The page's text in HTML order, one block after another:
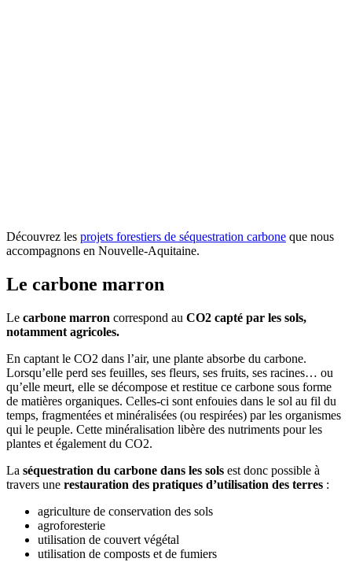
Découvrez les projets forestiers de séquestration carbone que nous
accompagnons en Nouvelle-Aquitaine.
Le carbone marron
Le carbone marron correspond au CO2 capté par les sols,
notamment agricoles.
En captant le CO2 dans l’air, une plante absorbe du carbone.
Lorsqu’elle perd ses feuilles, ses fleurs, ses fruits, ses racines… ou
qu’elle meurt, elle se décompose et restitue ce carbone sous forme
de matières organiques. Celles-ci sont enfouies dans le sol au fil du
temps, fragmentées et minéralisées (ou respirées) par les organismes
qui le peuple. Cette minéralisation libère des nutriments pour les
plantes et également du CO2.
La séquestration du carbone dans les sols est donc possible à
travers une restauration des pratiques d’utilisation des terres :
agriculture de conservation des sols
agroforesterie
utilisation de couvert végétal
utilisation de composts et de fumiers